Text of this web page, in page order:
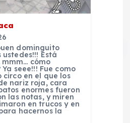
dominguito
Está
cómo
seee!!! Fue como
circo en el que los
nariz roja, cara
enormes fueron
las notas, y miren
en trucos y en
hacernos la